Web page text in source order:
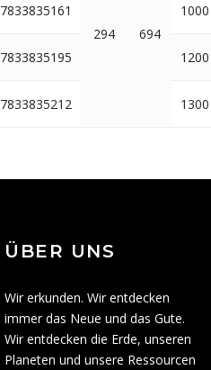
294 694
7833835161 1000
7833835195 1200
7833835212 1300
ÜBER UNS
Wir erkunden. Wir entdecken
immer das Neue und das Gute.
Wir entdecken die Erde, unseren
Planeten und unsere Ressourcen